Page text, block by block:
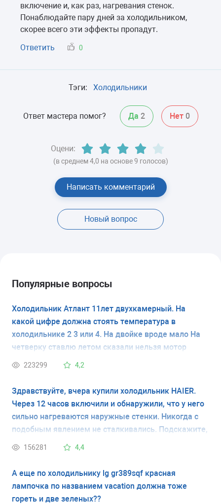
включение и, как раз, нагревания стенок.
Понаблюдайте пару дней за холодильником,
скорее всего эти эффекты пропадут.
Ответить
0
Тэги: Холодильники
Ответ мастера помог? Да 2 Нет 0
Оцени:
(в среднем 4,0 на основе 9 голосов)
Написать комментарий
Новый вопрос
Популярные вопросы
Холодильник Атлант 11лет двухкамерный. На
какой цифре должна стоять температура в
холодильнике 2 3 или 4. На двойке вроде мало На
четверку ставлю летом сказали нельзя мотор
испортится
223299 4,2
Здравствуйте, вчера купили холодильник HAIER.
Через 12 часов включили и обнаружили, что у него
сильно нагреваются наружные стенки. Никогда с
подобным явлением не сталкивались. Подскажите,
это неисправность холодильника или это
156281 4,4
А еще по холодильнику lg gr389sqf красная
лампочка по названием vacation должна тоже
гореть и две зеленых??